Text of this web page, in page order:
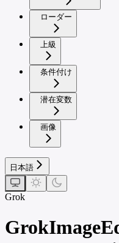
ローダー
上級
条件付け
潜在変数
画像
日本語
Grok